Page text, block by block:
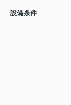
設備条件